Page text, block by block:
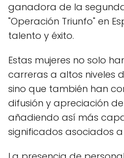
ganadora de la
"Operación Triunfo" en
talento y éxito.
Estas mujeres no solo
carreras a altos niveles
sino que también han
difusión y apreciación
añadiendo así más
significados asociados